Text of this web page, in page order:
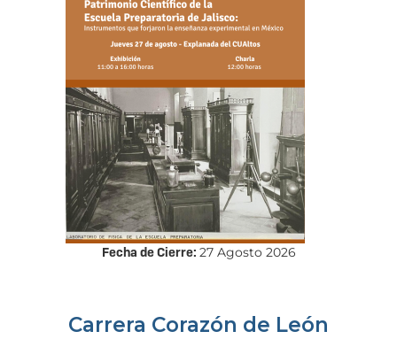
Fecha de Cierre: 27 Agosto 2026
Carrera Corazón de León